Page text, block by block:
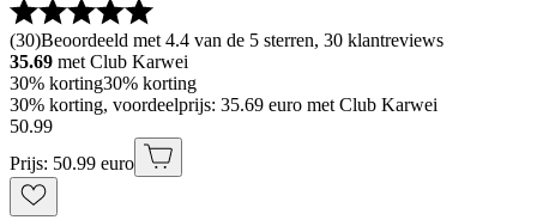
(30)Beoordeeld met 4.4 van de 5 sterren, 30 klantreviews
35.69 met Club Karwei
30% korting30% korting
30% korting, voordeelprijs: 35.69 euro met Club Karwei
50.99
Prijs: 50.99 euro